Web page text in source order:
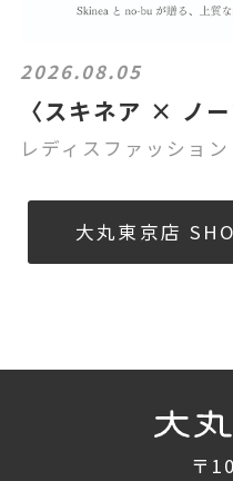
2026.08.05
〈スキネア × ノ
レディスファッショ
大丸東京店
〒